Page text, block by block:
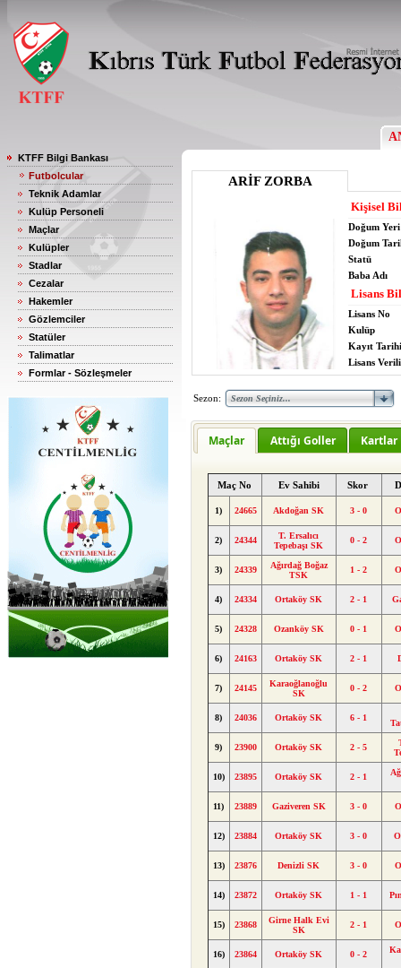
KTFF Bilgi Bankası
Futbolcular
Teknik Adamlar
Kulüp Personeli
Maçlar
Kulüpler
Stadlar
Cezalar
Hakemler
Gözlemciler
Statüler
Talimatlar
Formlar - Sözleşmeler
ARİF ZORBA
Kişisel
Doğum Yeri
Doğum
Statü
Baba Adı
Lisans
Lisans No
Kulüp
Kayıt Tarihi
Lisans
Sezon:
Maçlar Attığı Goller Kartlar
Maç No Ev Sahibi Skor
1) 24665 Akdoğan SK 3 - 0
2) 24344
T. Ersalıcı
Tepebaşı SK
0 - 2
3) 24339
Ağırdağ Boğaz
TSK
1 - 2
4) 24334 Ortaköy SK 2 - 1
5) 24328 Ozanköy SK 0 - 1
6) 24163 Ortaköy SK 2 - 1
7) 24145
Karaoğlanoğlu
SK
0 - 2
8) 24036 Ortaköy SK 6 - 1
9) 23900 Ortaköy SK 2 - 5
10) 23895 Ortaköy SK 2 - 1
11) 23889 Gaziveren SK 3 - 0
12) 23884 Ortaköy SK 3 - 0
13) 23876 Denizli SK 3 - 0
14) 23872 Ortaköy SK 1 - 1
15) 23868
Girne Halk Evi
SK
2 - 1
16) 23864 Ortaköy SK 0 - 2